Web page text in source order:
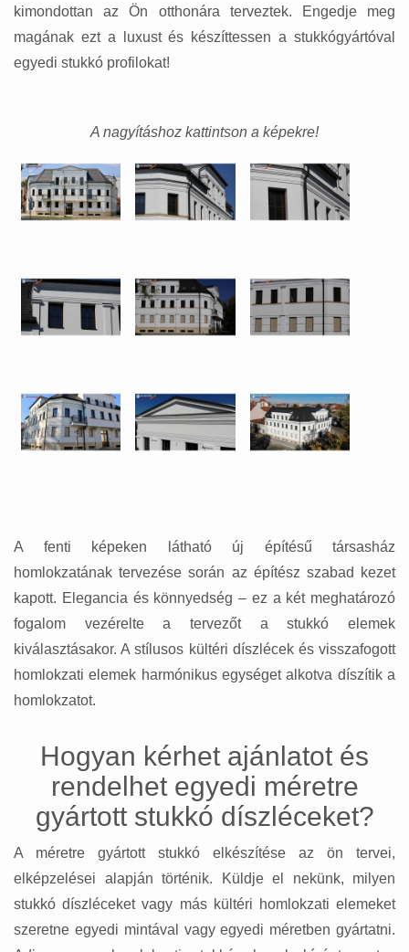
kimondottan az Ön otthonára terveztek. Engedje meg
magának ezt a luxust és készíttessen a stukkógyártóval
egyedi stukkó profilokat!
A nagyításhoz kattintson a képekre!
A fenti képeken látható új építésű társasház
homlokzatának tervezése során az építész szabad kezet
kapott. Elegancia és könnyedség – ez a két meghatározó
fogalom vezérelte a tervezőt a stukkó elemek
kiválasztásakor. A stílusos kültéri díszlécek és visszafogott
homlokzati elemek harmónikus egységet alkotva díszítik a
homlokzatot.
Hogyan kérhet ajánlatot és
rendelhet egyedi méretre
gyártott stukkó díszléceket?
A méretre gyártott stukkó elkészítése az ön tervei,
elképzelései alapján történik. Küldje el nekünk, milyen
stukkó díszléceket vagy más kültéri homlokzati elemeket
szeretne egyedi mintával vagy egyedi méretben gyártatni.